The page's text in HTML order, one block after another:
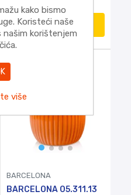
DODATI
BARCELONA
BARCELONA 05.311.13
kako bismo
Koristeći naše
našim korištenjem
više